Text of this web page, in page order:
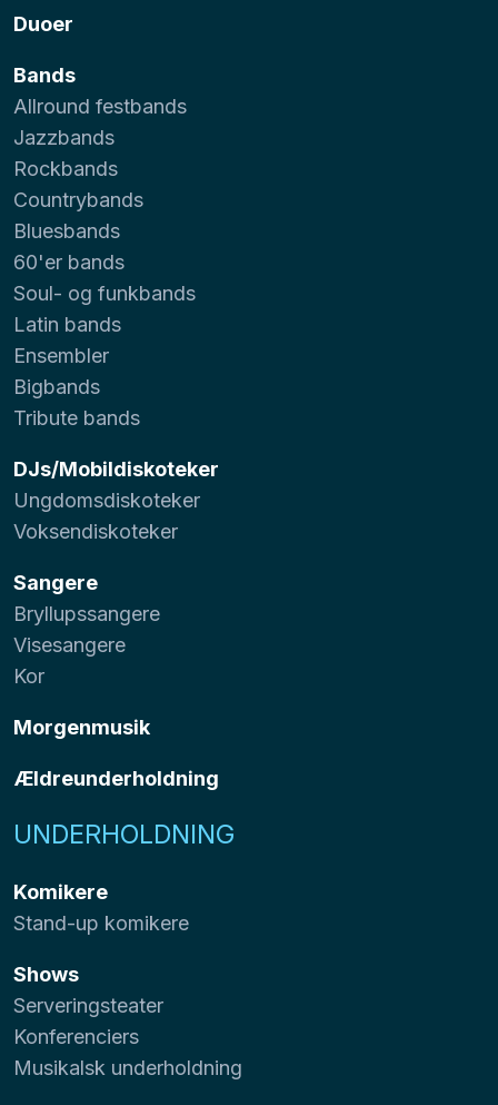
Duoer
Bands
Allround festbands
Jazzbands
Rockbands
Countrybands
Bluesbands
60'er bands
Soul- og funkbands
Latin bands
Ensembler
Bigbands
Tribute bands
DJs/Mobildiskoteker
Ungdomsdiskoteker
Voksendiskoteker
Sangere
Bryllupssangere
Visesangere
Kor
Morgenmusik
Ældreunderholdning
UNDERHOLDNING
Komikere
Stand-up komikere
Shows
Serveringsteater
Konferenciers
Musikalsk underholdning